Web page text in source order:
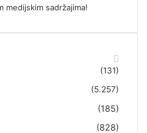
medijskim sadržajima!
(131)
(5.257)
(185)
(828)